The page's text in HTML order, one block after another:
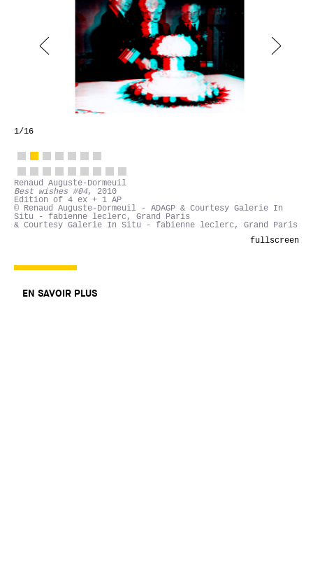
2/16
Renaud Auguste-Dormeuil
Best wishes #04, 2010
Edition of 4 ex + 1 AP
© Renaud Auguste-Dormeuil - ADAGP & Courtesy Galerie In
Situ - fabienne leclerc, Grand Paris
& Courtesy Galerie In Situ - fabienne leclerc, Grand Paris
fullscreen
EN SAVOIR PLUS